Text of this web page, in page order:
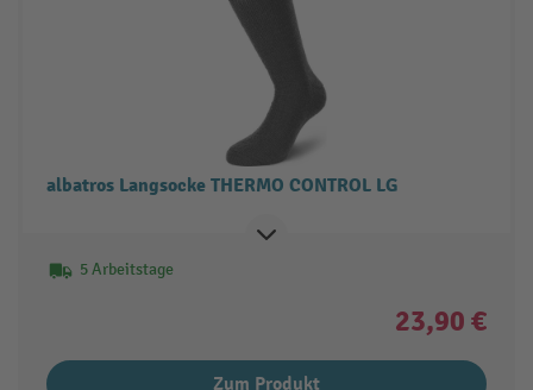
albatros Langsocke THERMO CONTROL LG
5 Arbeitstage
23,90 €
Zum Produkt